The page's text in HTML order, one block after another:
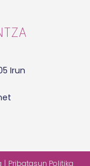
Irun
| Pribatasun Politika